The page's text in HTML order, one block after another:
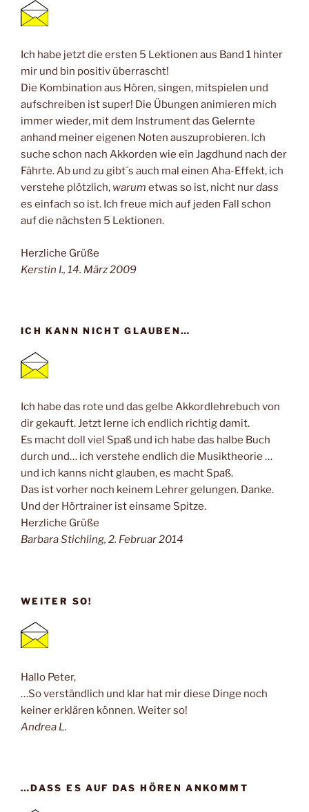
Ich habe jetzt die ersten 5 Lektionen aus Band 1 hinter
mir und bin positiv überrascht!
Die Kombination aus Hören, singen, mitspielen und
aufschreiben ist super! Die Übungen animieren mich
immer wieder, mit dem Instrument das Gelernte
anhand meiner eigenen Noten auszuprobieren. Ich
suche schon nach Akkorden wie ein Jagdhund nach der
Fährte. Ab und zu gibt´s auch mal einen Aha-Effekt, ich
verstehe plötzlich, warum etwas so ist, nicht nurdass
es einfach so ist. Ich freue mich auf jeden Fall schon
auf die nächsten 5 Lektionen.
Herzliche Grüße
Kerstin I., 14. März 2009
ICH KANN NICHT GLAUBEN…
Ich habe das rote und das gelbe Akkordlehrebuch von
dir gekauft. Jetzt lerne ich endlich richtig damit.
Es macht doll viel Spaß und ich habe das halbe Buch
durch und… ich verstehe endlich die Musiktheorie …
und ich kanns nicht glauben, es macht Spaß.
Das ist vorher noch keinem Lehrer gelungen. Danke.
Und der Hörtrainer ist einsame Spitze.
Herzliche Grüße
Barbara Stichling, 2. Februar 2014
WEITER SO!
Hallo Peter,
…So verständlich und klar hat mir diese Dinge noch
keiner erklären können. Weiter so!
Andrea L.
…DASS ES AUF DAS HÖREN ANKOMMT